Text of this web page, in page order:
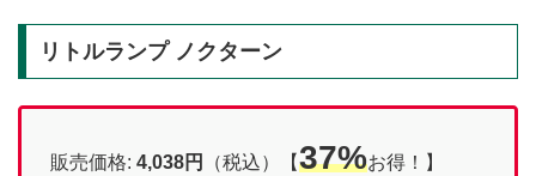
リトルランプ ノクターン
販売価格: 4,038円 （税込）【37%お得！】